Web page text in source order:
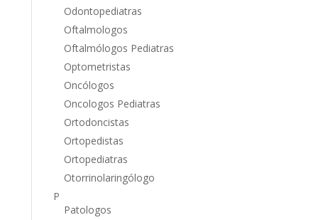
Odontopediatras
Oftalmologos
Oftalmólogos Pediatras
Optometristas
Oncólogos
Oncologos Pediatras
Ortodoncistas
Ortopedistas
Ortopediatras
Otorrinolaringólogo
P
Patologos